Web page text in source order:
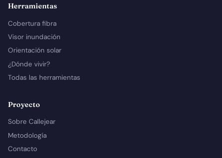
Herramientas
Cobertura fibra
Visor inundación
Orientación solar
¿Dónde vivir?
Todas las herramientas
Proyecto
Sobre Callejear
Metodología
Contacto